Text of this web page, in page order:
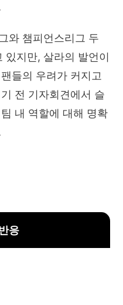
와 챔피언스리그 두
있지만, 살라의 발언이
들의 우려가 커지고
전 기자회견에서 슬
내 역할에 대해 명확
응